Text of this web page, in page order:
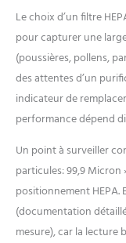
Le choix d’un filtre
pour capturer une
(poussières, pollens,
des attentes d’un
indicateur de
performance dépend
Un point à surveiller
particules: 99,9
positionnement HEPA.
(documentation
mesure), car la